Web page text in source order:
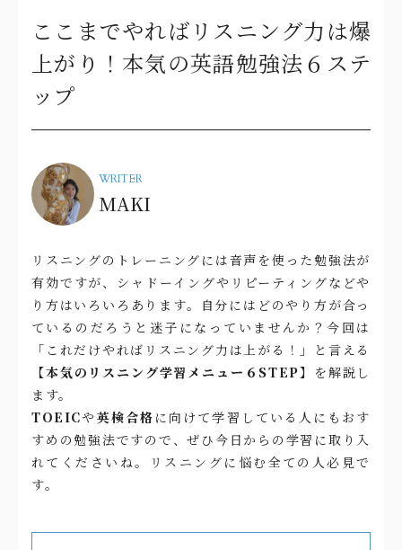
ここまでやればリスニング力は爆
上がり！本気の英語勉強法６ステ
ップ
WRITER
MAKI
リスニングのトレーニングには音声を使った勉強法が
有効ですが、シャドーイングやリピーティングなどや
り方はいろいろあります。自分にはどのやり方が合っ
ているのだろうと迷子になっていませんか？今回は
「これだけやればリスニング力は上がる！」と言える
【本気のリスニング学習メニュー６STEP】 を解説し
ます。
TOEICや 英検合格 に向けて学習している人にもおす
すめの勉強法ですので、ぜひ今日からの学習に取り入
れてくださいね。リスニングに悩む全ての人必見で
す。